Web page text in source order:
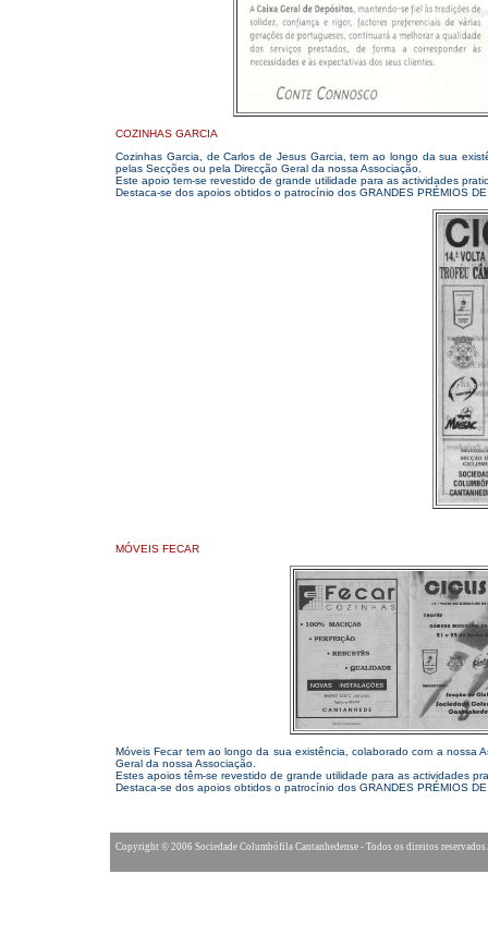
COZINHAS GARCIA
Cozinhas Garcia, de Carlos de Jesus Garcia, tem ao longo da sua
pelas Secções ou pela Direcção Geral da nossa Associação.
Este apoio tem-se revestido de grande utilidade para as actividades
Destaca-se dos apoios obtidos o patrocínio dos GRANDES PRÉMIOS
MÓVEIS FECAR
Móveis Fecar tem ao longo da sua existência, colaborado com a nossa
Geral da nossa Associação.
Estes apoios têm-se revestido de grande utilidade para as actividades
Destaca-se dos apoios obtidos o patrocínio dos GRANDES PRÉMIOS
Copyright © 2006 Sociedade Columbófila Cantanhedense - Todos os direitos reservados.